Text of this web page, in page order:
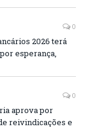
0
2026 terá
esperança,
0
aprova por
reivindicações e